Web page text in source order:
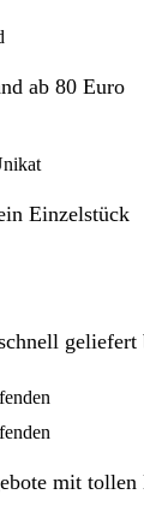
ab 80 Euro
Einzelstück
geliefert
mit tollen